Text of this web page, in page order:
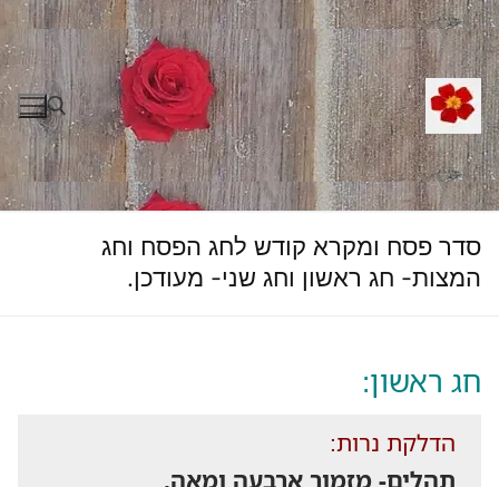
דלג
לתוכן
חפש:
סדר פסח ומקרא קודש לחג הפסח וחג
המצות- חג ראשון וחג שני- מעודכן.
חג ראשון:
הדלקת נרות: